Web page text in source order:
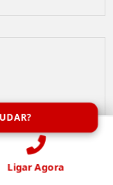
Ligar Agora